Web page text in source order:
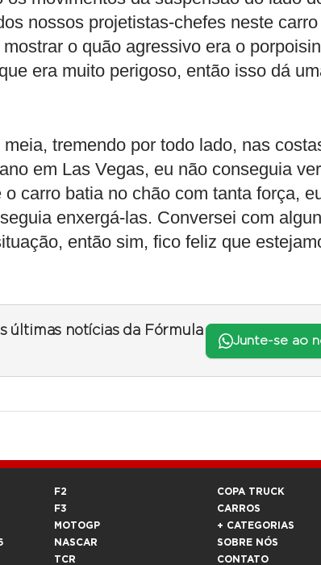
nossos projetistas-chefes neste
o quão agressivo era o
era muito perigoso, então isso dá
tremendo por todo lado, nas
em Las Vegas, eu não conseguia
carro batia no chão com tanta força,
enxergá-las. Conversei com
então sim, fico feliz que
últimas notícias da Fórmula
Junte-se ao
F2
F3
MOTOGP
NASCAR
TCR
COPA TRUCK
CARROS
+ CATEGORIAS
SOBRE NÓS
CONTATO